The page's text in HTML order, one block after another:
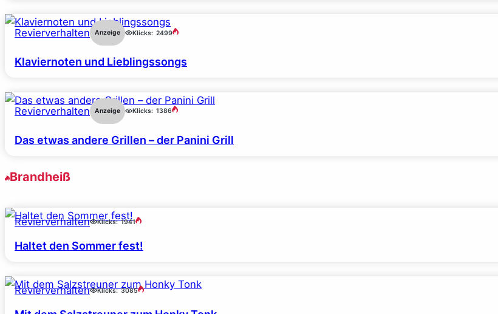
Revierverhalten Anzeige Klicks: 2499
Klaviernoten und Lieblingssongs
Revierverhalten Anzeige Klicks: 1386
Das etwas andere Grillen – der Panini Grill
Brandheiß
Revierverhalten Klicks: 1941
Haltet den Sommer fest!
Revierverhalten Klicks: 3085